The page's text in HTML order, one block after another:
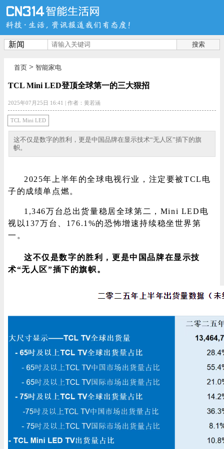
首页
家电 技巧 作者
登录
新闻
首页 > 智能家电
TCL Mini LED登顶全球第一的三大狠招
2025年07月25日 16:41 | 作者：黄若涵
TCL Mini LED
这不仅是数字的胜利，更是中国品牌在显示技术“无人区”插下的旗
帜。
2025年上半年的全球电视行业，注定要被TCL电
子的成绩单点燃。
1,346万台总出货量稳居全球第二，Mini LED电
视以137万台、176.1%的恐怖增速持续稳坐世界第
一。
这不仅是数字的胜利，更是中国品牌在显示技
术“无人区”插下的旗帜。